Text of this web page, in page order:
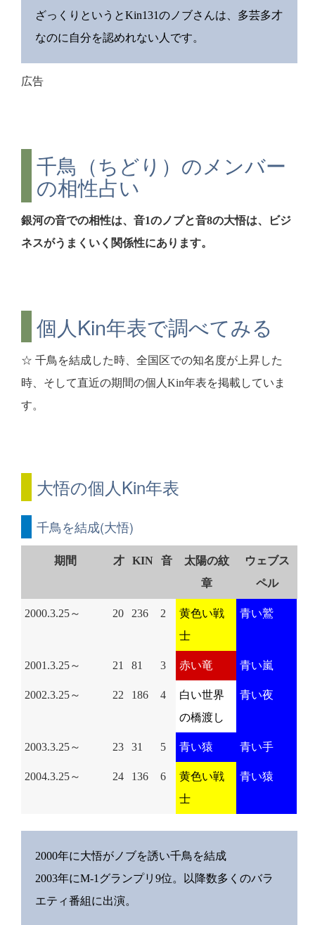
ざっくりというとKin131のノブさんは、多芸多才
なのに自分を認めれない人です。
広告
千鳥（ちどり）のメンバー
の相性占い
銀河の音での相性は、音1のノブと音8の大悟は、ビジ
ネスがうまくいく関係性にあります。
個人Kin年表で調べてみる
☆ 千鳥を結成した時、全国区での知名度が上昇した
時、そして直近の期間の個人Kin年表を掲載していま
す。
大悟の個人Kin年表
千鳥を結成(大悟)
期間 才 KIN 音
太陽の紋
章
ウェブス
ペル
2000.3.25～ 20 236 2
黄色い戦
士
青い鷲
2001.3.25～ 21 81 3 赤い竜 青い嵐
2002.3.25～ 22 186 4
白い世界
の橋渡し
青い夜
2003.3.25～ 23 31 5 青い猿 青い手
2004.3.25～ 24 136 6
黄色い戦
士
青い猿
2000年に大悟がノブを誘い千鳥を結成
2003年にM-1グランプリ9位。以降数多くのバラ
エティ番組に出演。